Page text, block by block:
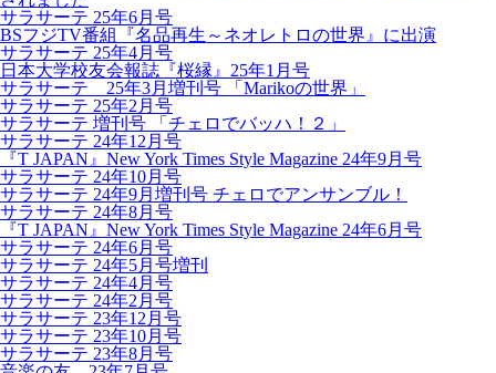
サラサーテ 25年6月号
BSフジTV番組『名品再生～ネオレトロの世界』に出演
サラサーテ 25年4月号
日本大学校友会報誌『桜縁』25年1月号
サラサーテ 25年3月増刊号 「Marikoの世界」
サラサーテ 25年2月号
サラサーテ 増刊号 「チェロでバッハ！２」
サラサーテ 24年12月号
『T JAPAN』New York Times Style Magazine 24年9月号
サラサーテ 24年10月号
サラサーテ 24年9月増刊号 チェロでアンサンブル！
サラサーテ 24年8月号
『T JAPAN』New York Times Style Magazine 24年6月号
サラサーテ 24年6月号
サラサーテ 24年5月号増刊
サラサーテ 24年4月号
サラサーテ 24年2月号
サラサーテ 23年12月号
サラサーテ 23年10月号
サラサーテ 23年8月号